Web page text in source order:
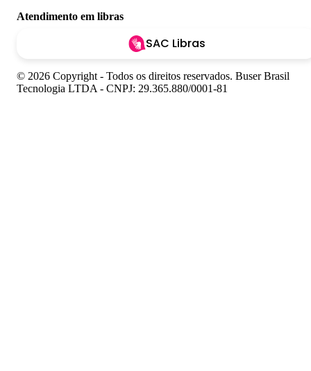
Atendimento em libras
SAC Libras
© 2026 Copyright - Todos os direitos reservados. Buser Brasil
Tecnologia LTDA - CNPJ: 29.365.880/0001-81